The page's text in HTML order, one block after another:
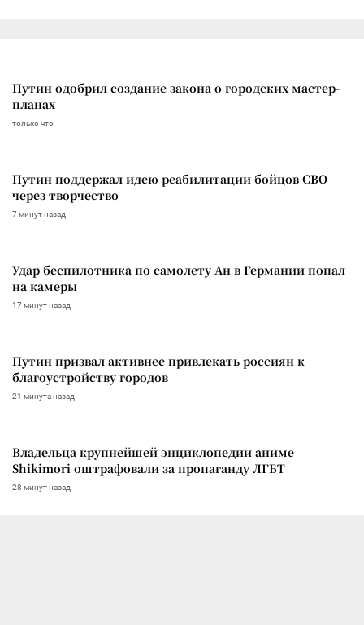
Путин одобрил создание закона о городских мастер-
планах
только что
Путин поддержал идею реабилитации бойцов СВО
через творчество
7 минут назад
Удар беспилотника по самолету Ан в Германии попал
на камеры
17 минут назад
Путин призвал активнее привлекать россиян к
благоустройству городов
21 минута назад
Владельца крупнейшей энциклопедии аниме
Shikimori оштрафовали за пропаганду ЛГБТ
28 минут назад